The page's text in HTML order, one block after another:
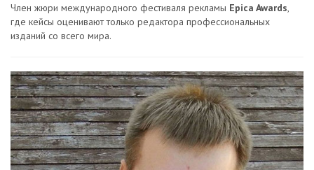
Член жюри международного фестиваля рекламы Epica Awards
где кейсы оценивают только редактора профессиональных
изданий со всего мира.